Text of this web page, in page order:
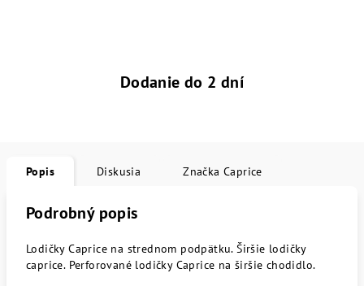
Dodanie do 2 dní
Popis Diskusia Značka Caprice
Podrobný popis
Lodičky Caprice na strednom podpätku. Širšie lodičky
caprice. Perforované lodičky Caprice na širšie chodidlo.